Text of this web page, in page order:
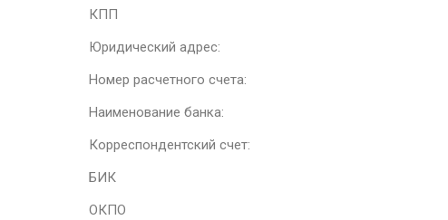
КПП
Юридический адрес:
Номер расчетного счета:
Наименование банка:
Корреспондентский счет:
БИК
ОКПО